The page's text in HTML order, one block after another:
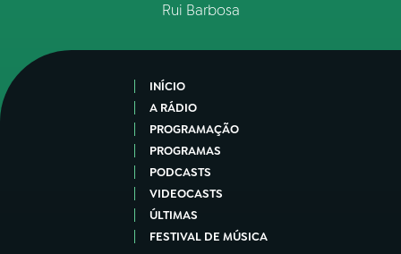
Rui Barbosa
INÍCIO
A RÁDIO
PROGRAMAÇÃO
PROGRAMAS
PODCASTS
VIDEOCASTS
ÚLTIMAS
FESTIVAL DE MÚSICA